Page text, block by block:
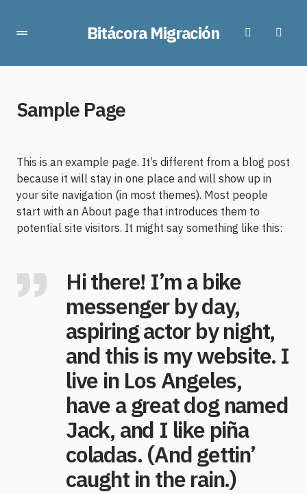
Bitácora Migración
Sample Page
This is an example page. It’s different from a blog post
because it will stay in one place and will show up in
your site navigation (in most themes). Most people
start with an About page that introduces them to
potential site visitors. It might say something like this:
Hi there! I’m a bike
messenger by day,
aspiring actor by night,
and this is my website. I
live in Los Angeles,
have a great dog named
Jack, and I like piña
coladas. (And gettin’
caught in the rain.)